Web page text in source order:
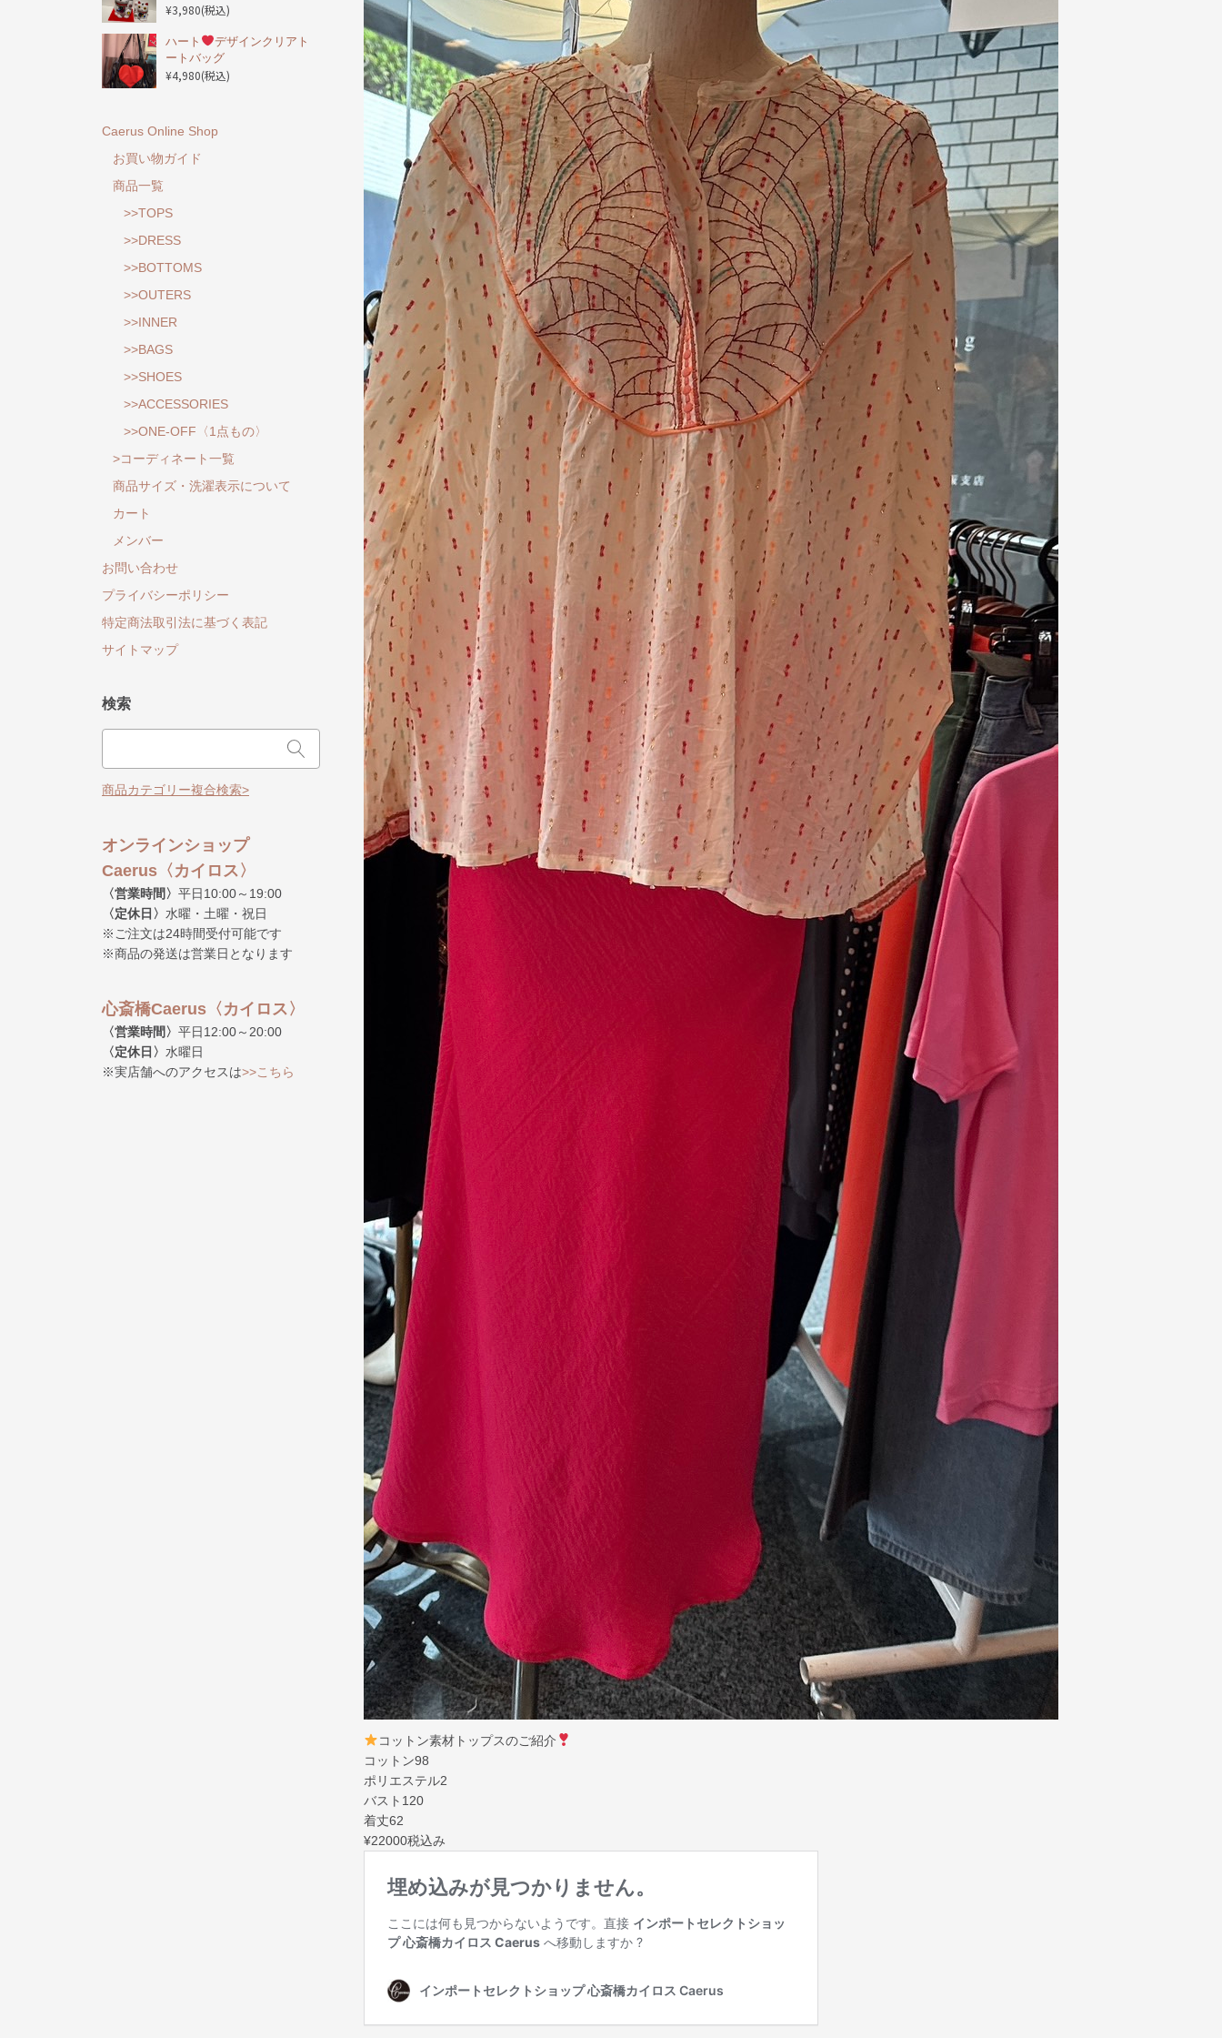
コットン素材トップスのご紹介
コットン98
ポリエステル2
バスト120
着丈62
¥22000税込み
¥3,980(税込)
ハート
デザインクリアト
ートバッグ
¥4,980(税込)
Caerus Online Shop
お買い物ガイド
商品一覧
>>TOPS
>>DRESS
>>BOTTOMS
>>OUTERS
>>INNER
>>BAGS
>>SHOES
>>ACCESSORIES
>>ONE-OFF〈1点もの〉
>コーディネート一覧
商品サイズ・洗濯表示について
カート
メンバー
お問い合わせ
プライバシーポリシー
特定商法取引法に基づく表記
サイトマップ
検索
商品カテゴリー複合検索>
オンラインショップ
Caerus〈カイロス〉
〈営業時間〉 平日10:00～19:00
〈定休日〉 水曜・土曜・祝日
※ご注文は24時間受付可能です
※商品の発送は営業日となります
心斎橋Caerus〈カイロス〉
〈営業時間〉 平日12:00～20:00
〈定休日〉 水曜日
※実店舗へのアクセスは>>こちら